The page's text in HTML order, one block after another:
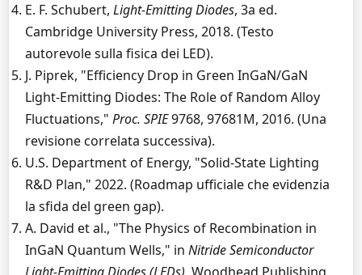
E. F. Schubert, Light-Emitting Diodes, 3a ed.
Cambridge University Press, 2018. (Testo
autorevole sulla fisica dei LED).
J. Piprek, "Efficiency Drop in Green InGaN/GaN
Light-Emitting Diodes: The Role of Random Alloy
Fluctuations," Proc. SPIE9768, 97681M, 2016. (Una
revisione correlata successiva).
U.S. Department of Energy, "Solid-State Lighting
R&D Plan," 2022. (Roadmap ufficiale che evidenzia
la sfida del green gap).
A. David et al., "The Physics of Recombination in
InGaN Quantum Wells," in Nitride Semiconductor